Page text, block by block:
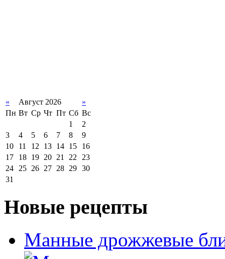
« Август 2026
»
Пн Вт Ср Чт Пт Сб Вс
1
2
3
4 5 6 7 8
9
10
11 12 13 14 15
16
17
18 19 20 21 22 23
24 25 26 27 28 29 30
31
Новые рецепты
Манные дрожжевые